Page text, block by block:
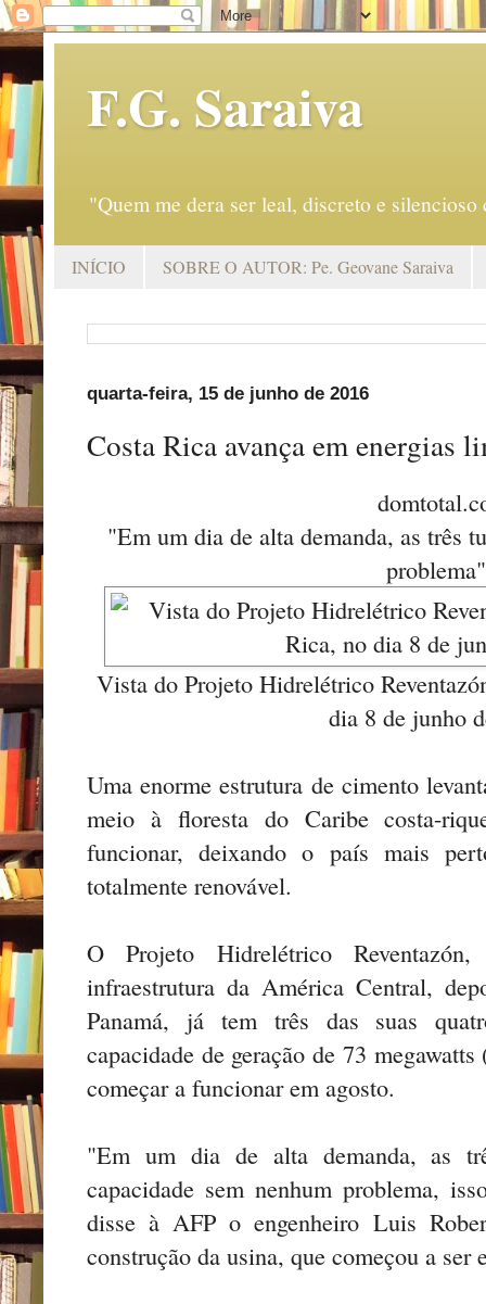
F.G. Saraiva
"Quem me dera ser leal, discreto e
INÍCIO SOBRE O AUTOR: Pe. Geovane Saraiva
quarta-feira, 15 de junho de 2016
Costa Rica avança em energias
"Em um dia de alta demanda, as três
Vista do Projeto Hidrelétrico
dia 8 de junho
Uma enorme estrutura de cimento
meio à floresta do Caribe costa-
funcionar, deixando o país mais
totalmente renovável.
O Projeto Hidrelétrico
infraestrutura da América Central,
Panamá, já tem três das suas
capacidade de geração de 73
começar a funcionar em agosto.
"Em um dia de alta demanda, as
capacidade sem nenhum problema,
disse à AFP o engenheiro Luis
construção da usina, que começou a